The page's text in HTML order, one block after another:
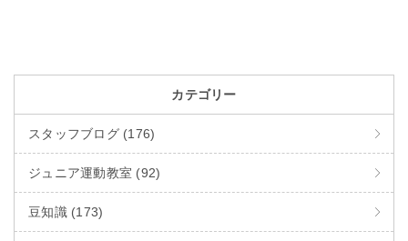
カテゴリー
スタッフブログ (176)
ジュニア運動教室 (92)
豆知識 (173)